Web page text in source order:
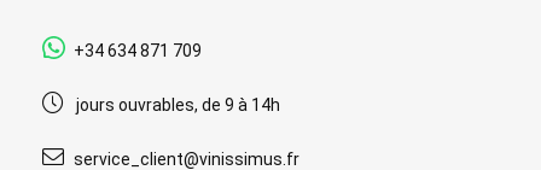
+34 634 871 709
jours ouvrables, de 9 à 14h
service_client@vinissimus.fr